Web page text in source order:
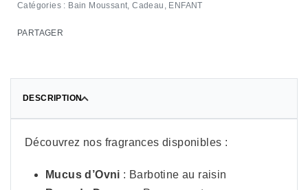
Catégories : Bain Moussant,Cadeau , ENFANT
PARTAGER
DESCRIPTION
Découvrez nos fragrances disponibles :
Mucus d’Ovni : Barbotine au raisin